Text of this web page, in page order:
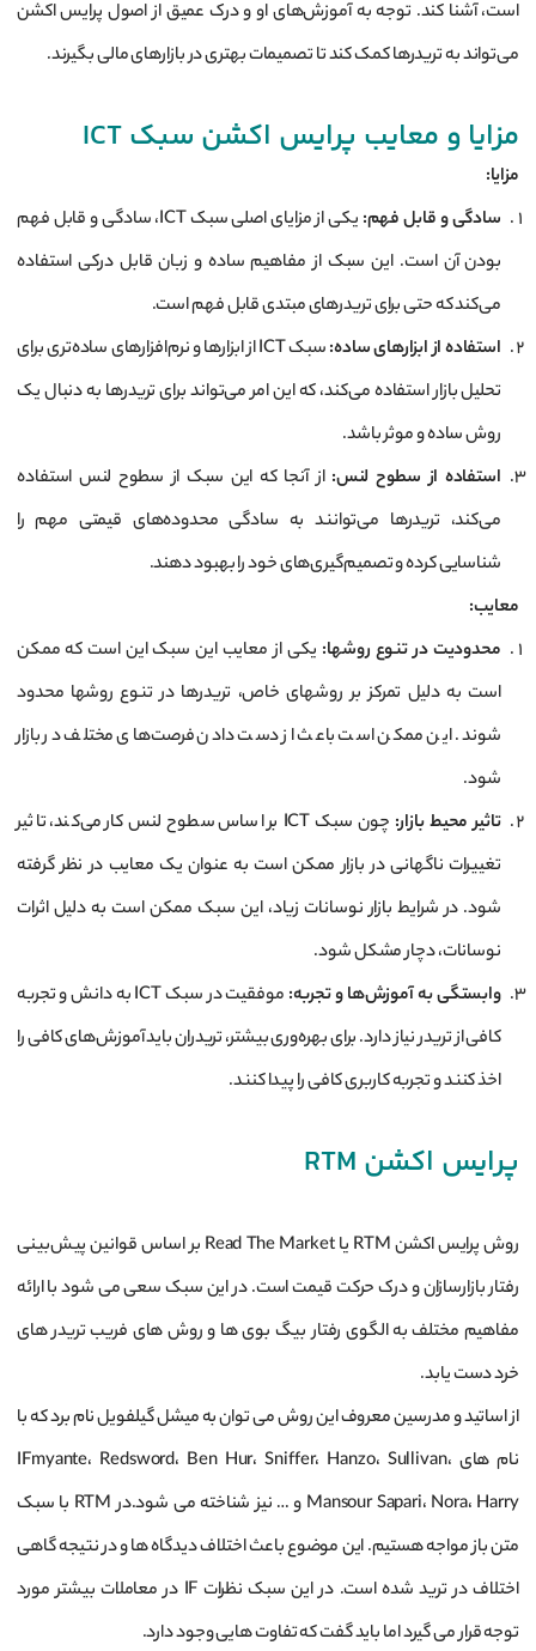
است، آشنا کند. توجه به آموزش‌های او و درک عمیق از اصول پرایس اکشن
می‌تواند به تریدرها کمک کند تا تصمیمات بهتری در بازارهای مالی بگیرند.
مزایا و معایب پرایس اکشن سبک ICT
مزایا:
سادگی و قابل فهم:
یکی از مزایای اصلی سبک ICT، سادگی و قابل فهم
بودن آن است. این سبک از مفاهیم ساده و زبان قابل درکی استفاده
می‌کند که حتی برای تریدرهای مبتدی قابل فهم است.
استفاده از ابزارهای ساده:
سبک ICT از ابزارها و نرم‌افزارهای ساده‌تری برای
تحلیل بازار استفاده می‌کند، که این امر می‌تواند برای تریدرها به دنبال یک
روش ساده و موثر باشد.
استفاده از سطوح لنس: از آنجا که این سبک از سطوح لنس استفاده
می‌کند، تریدرها می‌توانند به سادگی محدوده‌های قیمتی مهم را
شناسایی کرده و تصمیم‌گیری‌های خود را بهبود دهند.
معایب:
محدودیت در تنوع روشها: یکی از معایب این سبک این است که ممکن
است به دلیل تمرکز بر روشهای خاص، تریدرها در تنوع روشها محدود
شوند. این ممکن است باعث از دست دادن فرصت‌های مختلف در بازار
شود.
تاثیر محیط بازار:
چون سبک ICT بر اساس سطوح لنس کار می‌کند، تاثیر
تغییرات ناگهانی در بازار ممکن است به عنوان یک معایب در نظر گرفته
شود. در شرایط بازار نوسانات زیاد، این سبک ممکن است به دلیل اثرات
نوسانات، دچار مشکل شود.
وابستگی به آموزش‌ها و تجربه:
موفقیت در سبک ICT به دانش و تجربه
کافی از تریدر نیاز دارد. برای بهره‌وری بیشتر، تریدران باید آموزش‌های کافی را
اخذ کنند و تجربه کاربری کافی را پیدا کنند.
پرایس اکشن RTM
روش پرایس اکشن RTM یا Read The Market بر اساس قوانین پیش‌بینی
رفتار بازارسازان و درک حرکت قیمت است. در این سبک سعی می شود با ارائه
مفاهیم مختلف به الگوی رفتار بیگ بوی ها و روش های فریب تریدر های
خرد دست یابد.
از اساتید و مدرسین معروف این روش می توان به میشل گیلفویل نام برد که با
نام های IFmyante، Redsword، Ben Hur، Sniffer، Hanzo، Sullivan،
Mansour Sapari، Nora، Harry و … نیز شناخته می شود.در RTM با سبک
متن باز مواجه هستیم. این موضوع باعث اختلاف دیدگاه ها و در نتیجه گاهی
اختلاف در ترید شده است. در این سبک نظرات IF در معاملات بیشتر مورد
توجه قرار می گیرد اما باید گفت که تفاوت هایی وجود دارد.